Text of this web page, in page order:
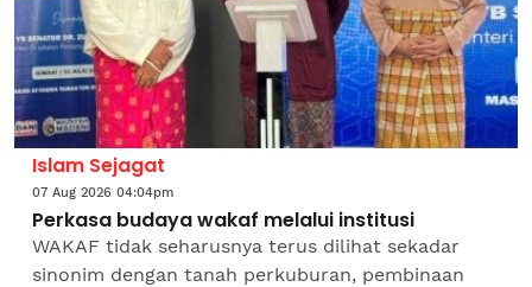
Islam Sejagat
07 Aug 2026 04:04pm
Perkasa budaya wakaf melalui institusi
WAKAF tidak seharusnya terus dilihat sekadar
sinonim dengan tanah perkuburan, pembinaan